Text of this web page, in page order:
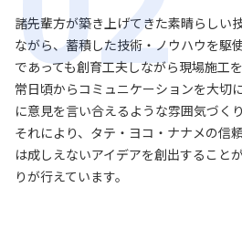
諸先輩方が築き上げてきた素晴らしい
ながら、蓄積した技術・ノウハウを駆
であっても創育工夫しながら現場施工を
常日頃からコミュニケーションを大切
に意見を言い合えるような雰囲気づく
それにより、タテ・ヨコ・ナナメの信
は成しえないアイデアを創出すること
りが行えています。